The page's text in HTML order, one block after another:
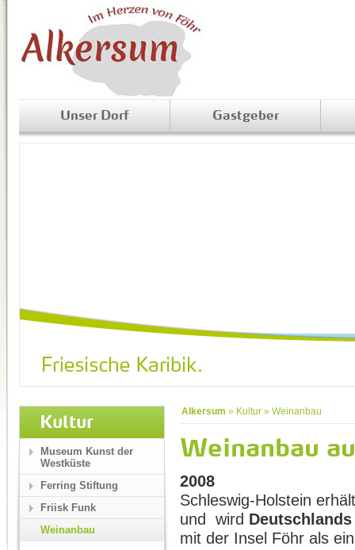
Unser Dorf Gastgeber
Alkersum » Kultur » Weinanbau
Weinanbau
2008
Schleswig-Holstein
und wird
mit der Insel Föhr als
Kultur
Museum Kunst der
Westküste
Ferring Stiftung
Friisk Funk
Weinanbau